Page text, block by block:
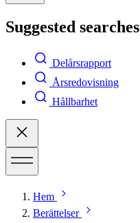
Suggested searches
Delårsrapport
Årsredovisning
Hållbarhet
Hem
Berättelser